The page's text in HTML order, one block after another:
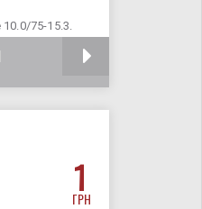
75-15.3.
по
1
ГРН